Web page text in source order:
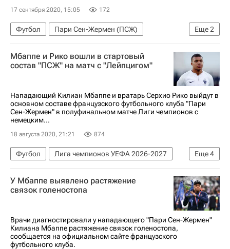
17 сентября 2020, 15:05 172
Еще2
Футбол
Пари Сен-Жермен (ПСЖ)
Хуан Бернат
Марко Верратти
Мбаппе и Рико вошли в стартовый
состав "ПСЖ" на матч с "Лейпцигом"
Нападающий Килиан Мбаппе и вратарь Серхио Рико выйдут в
основном составе французского футбольного клуба "Пари
Сен-Жермен" в полуфинальном матче Лиги чемпионов с
немецким...
18 августа 2020, 21:21 874
Еще4
Футбол
Лига чемпионов УЕФА 2026-2027
Пари Сен-Жермен (ПСЖ)
РБ Лейпциг
Килиан Мбаппе
Серхио Рико
У Мбаппе выявлено растяжение
связок голеностопа
Врачи диагностировали у нападающего "Пари Сен-Жермен"
Килиана Мбаппе растяжение связок голеностопа,
сообщается на официальном сайте французского
футбольного клуба.